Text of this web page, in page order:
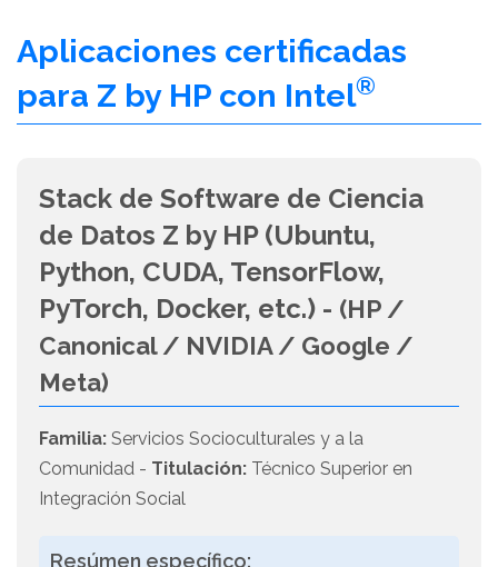
Aplicaciones certificadas
para Z by HP con Intel®
Stack de Software de Ciencia
de Datos Z by HP (Ubuntu,
Python, CUDA, TensorFlow,
PyTorch, Docker, etc.) - (HP /
Canonical / NVIDIA / Google /
Meta)
Familia: Servicios Socioculturales y a la
Comunidad - Titulación: Técnico Superior en
Integración Social
Resúmen específico: